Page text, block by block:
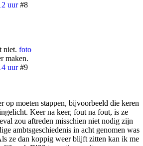
uur #8
niet. foto
maken.
uur #9
op moeten stappen, bijvoorbeeld die keren
Keer na keer, fout na fout, is ze
zou aftreden misschien niet nodig zijn
ambtsgeschiedenis in acht genomen was
ze dan koppig weer blijft zitten kan ik me